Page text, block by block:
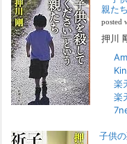
『「子供を殺してください
象者をテーマにした回、「
いました。こちらは、最終
す[...]
FBS福岡放送『目撃
2022年2月27日
本日（日曜）深夜1時25分
されます。「俺がつなげて
親た
posted
押川
楽
楽
子供